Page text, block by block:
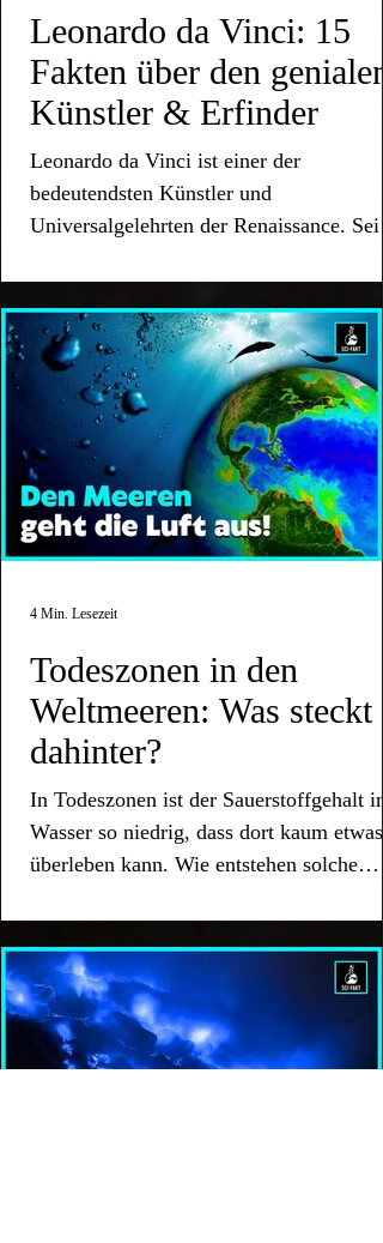
Leonardo da Vinci: 15
Fakten über den genialen
Künstler & Erfinder
Leonardo da Vinci ist einer der
bedeutendsten Künstler und
Universalgelehrten der Renaissance. Sein
Todeszonen in den
Weltmeeren: Was steckt
dahinter?
In Todeszonen ist der Sauerstoffgehalt im
Wasser so niedrig, dass dort kaum etwas
überleben kann. Wie entstehen solche
4 Min. Lesezeit